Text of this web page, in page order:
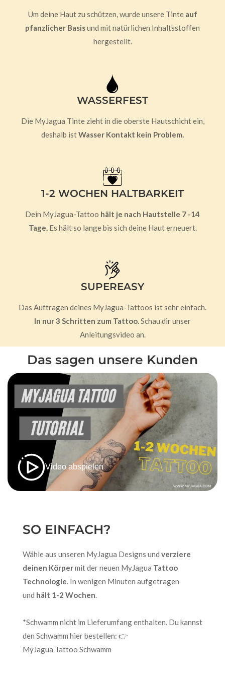
Um deine Haut zu schützen, wurde unsere Tinte auf
pfanzlicher Basisund mit natürlichen Inhaltsstoffen
hergestellt.
WASSERFEST
Die MyJagua Tinte zieht in die oberste Hautschicht ein,
deshalb istWasser Kontakt kein Problem.
1-2 WOCHEN HALTBARKEIT
Dein MyJagua-Tattoo hält je nach Hautstelle 7 -14
Tage. Es hält so lange bis sich deine Haut erneuert.
SUPEREASY
Das Auftragen deines MyJagua-Tattoos ist sehr einfach.
In nur 3 Schritten zum Tattoo.Schau dir unser
Anleitungsvideo an.
Das sagen unsere Kunden
Video abspielen
SO EINFACH?
Wähle aus unseren MyJagua Designs und verziere
deinen Körpermit der neuen MyJagua Tattoo
Technologie. In wenigen Minuten aufgetragen
und hält 1-2 Wochen.
*Schwamm nicht im Lieferumfang enthalten. Du kannst
den Schwamm hier bestellen: 👉
MyJagua Tattoo Schwamm